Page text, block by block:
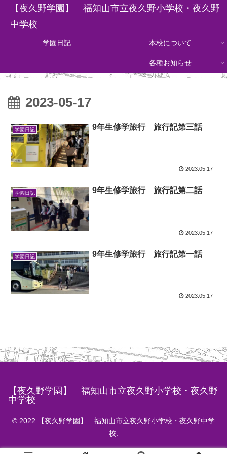
【夜久野学園】 福知山市立夜久野小学校・夜久野
中学校
学園日記 本校について
各種お知らせ
2023-05-17
学園日記 9年生修学旅行 旅行記第三話
2023.05.17
学園日記 9年生修学旅行 旅行記第二話
2023.05.17
学園日記 9年生修学旅行 旅行記第一話
2023.05.17
【夜久野学園】 福知山市立夜久野小学校・夜久野
中学校
© 2022 【夜久野学園】 福知山市立夜久野小学校・夜久野中学
校.